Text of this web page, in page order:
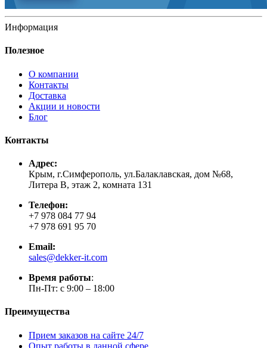
Информация
Полезное
О компании
Контакты
Доставка
Акции и новости
Блог
Контакты
Адрес:
Крым, г.Симферополь, ул.Балаклавская, дом №68,
Литера В, этаж 2, комната 131
Телефон:
+7 978 084 77 94
+7 978 691 95 70
Email:
sales@dekker-it.com
Время работы:
Пн-Пт: с 9:00 – 18:00
Преимущества
Прием заказов на сайте 24/7
Опыт работы в данной сфере